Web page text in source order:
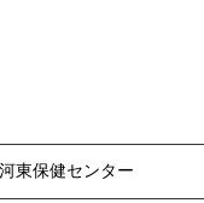
河東保健センター